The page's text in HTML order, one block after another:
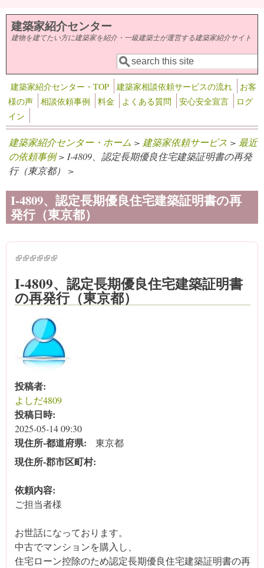
メインコンテンツに移動
建築家紹介センター
建物を建てたい方に建築家を紹介・一級建築士が運営する建築家紹介サイト
検索フォーム
検索
建築家紹介センター・TOP 建築家相談依頼サービスの流れ
お客
様の声
相談依頼事例 料金 よくある質問 安心安全宣言
ログ
イン
建築家紹介センター・ホーム > 建築家依頼サービス > 最近
の依頼事例> I-4809、認定長期優良住宅建築証明書の再発
行（東京都） >
I-4809、認定長期優良住宅建築証明書の再
発行（東京都）
(link is external)
(link is external)
(link is external)
(link is external)
(link is external)
(link is external)
I-4809、認定長期優良住宅建築証明書
の再発行（東京都）
投稿者:
よしだ4809
投稿日時:
2025-05-14 09:30
現住所‐都道府県: 東京都
現住所‐郡市区町村:
依頼内容:
ご担当者様
お世話になっております。
中古でマンションを購入し、
住宅ローン控除のため認定長期優良住宅建築証明書の再